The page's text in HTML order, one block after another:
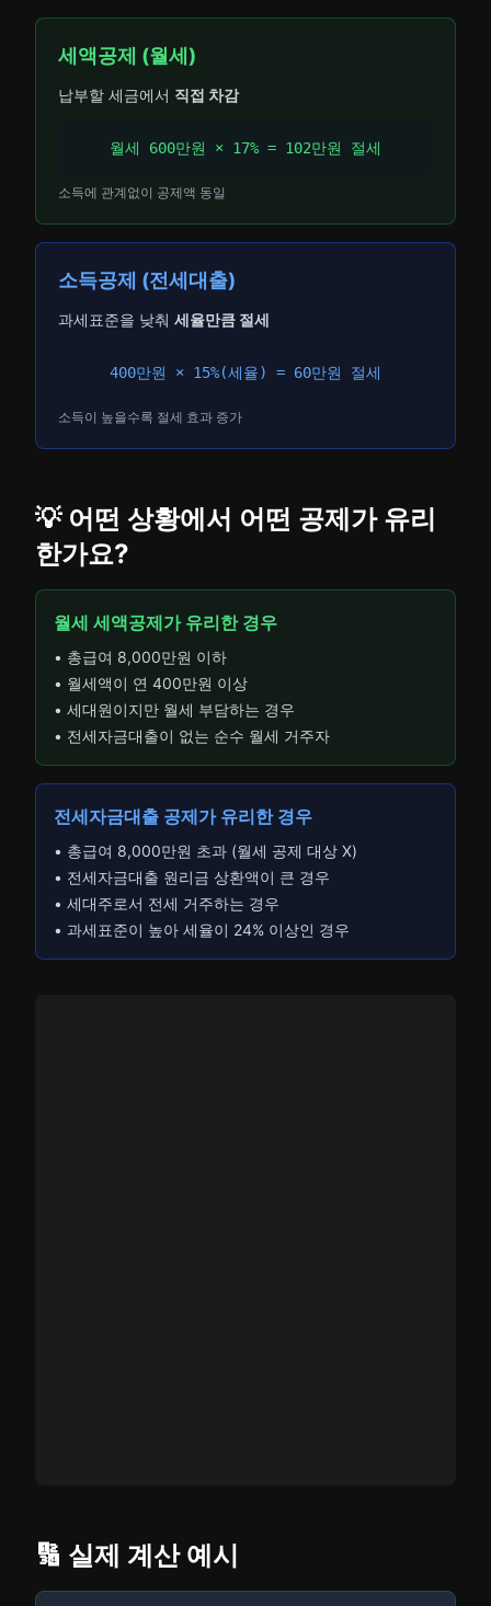
세액공제 (월세)
납부할 세금에서 직접 차감
월세 600만원 × 17% = 102만원 절세
소득에 관계없이 공제액 동일
소득공제 (전세대출)
과세표준을 낮춰 세율만큼 절세
400만원 × 15%(세율) = 60만원 절세
소득이 높을수록 절세 효과 증가
💡 어떤 상황에서 어떤 공제가 유리
한가요?
월세 세액공제가 유리한 경우
• 총급여 8,000만원 이하
• 월세액이 연 400만원 이상
• 세대원이지만 월세 부담하는 경우
• 전세자금대출이 없는 순수 월세 거주자
전세자금대출 공제가 유리한 경우
• 총급여 8,000만원 초과 (월세 공제 대상 X)
• 전세자금대출 원리금 상환액이 큰 경우
• 세대주로서 전세 거주하는 경우
• 과세표준이 높아 세율이 24% 이상인 경우
🔢 실제 계산 예시